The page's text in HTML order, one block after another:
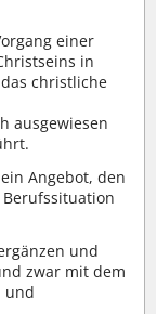
einer
in
christliche
ausgewiesen
Angebot, den
und
zwar mit dem
und